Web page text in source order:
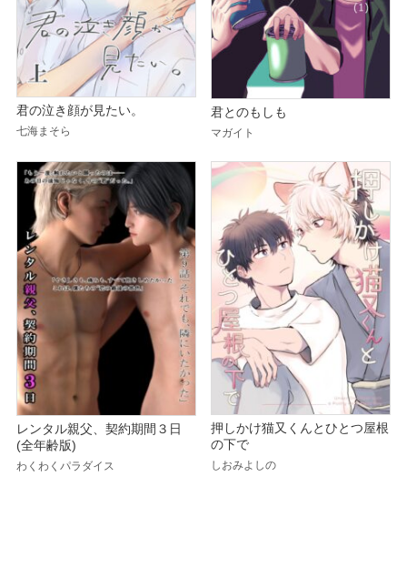
君の泣き顔が見たい。
七海まそら
君とのもしも
マガイト
レンタル親父、契約期間３日
(全年齢版)
わくわくパラダイス
押しかけ猫又くんとひとつ屋根
の下で
しおみよしの